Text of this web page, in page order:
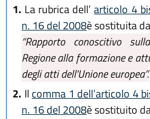
1. La rubrica dell’articolo 4
n. 16 del 2008è sostituita
“Rapporto conoscitivo
Regione alla formazione e
degli atti dell'Unione europea”.
2. Il comma 1 dell’articolo 4
n. 16 del 2008è sostituito